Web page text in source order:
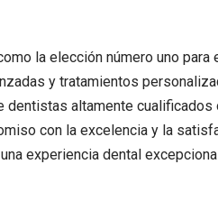
la elección número uno
y tratamientos
altamente
con la excelencia y la
experiencia dental